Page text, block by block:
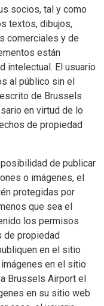
socios, tal y como
textos, dibujos,
comerciales y de
están
intelectual. El usuario
al público sin el
de Brussels
en virtud de lo
de propiedad
de publicar
o imágenes, el
protegidas por
que sea el
los permisos
de propiedad
en el sitio
en el sitio
Brussels Airport el
en su sitio web